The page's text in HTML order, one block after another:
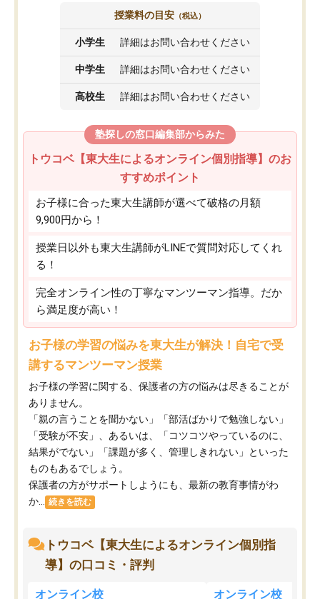
授業料の目安 （税込）
小学生 詳細はお問い合わせください
中学生 詳細はお問い合わせください
高校生 詳細はお問い合わせください
塾探しの窓口編集部からみた
トウコベ【東大生によるオンライン個別指導】のお
すすめポイント
お子様に合った東大生講師が選べて破格の月額
9,900円から！
授業日以外も東大生講師がLINEで質問対応してくれ
る！
完全オンライン性の丁寧なマンツーマン指導。だか
ら満足度が高い！
お子様の学習の悩みを東大生が解決！自宅で受
講するマンツーマン授業
お子様の学習に関する、保護者の方の悩みは尽きることが
ありません。
「親の言うことを聞かない」「部活ばかりで勉強しない」
「受験が不安」、あるいは、「コツコツやっているのに、
結果がでない」「課題が多く、管理しきれない」といった
ものもあるでしょう。
保護者の方がサポートしようにも、最新の教育事情がわ
か...
続きを読む
トウコベ【東大生によるオンライン個別指
導】の口コミ・評判
オンライン校 オンライン校